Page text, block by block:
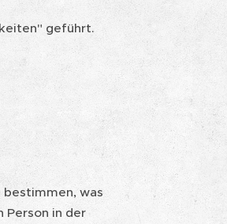
geführt.
was
Person in der